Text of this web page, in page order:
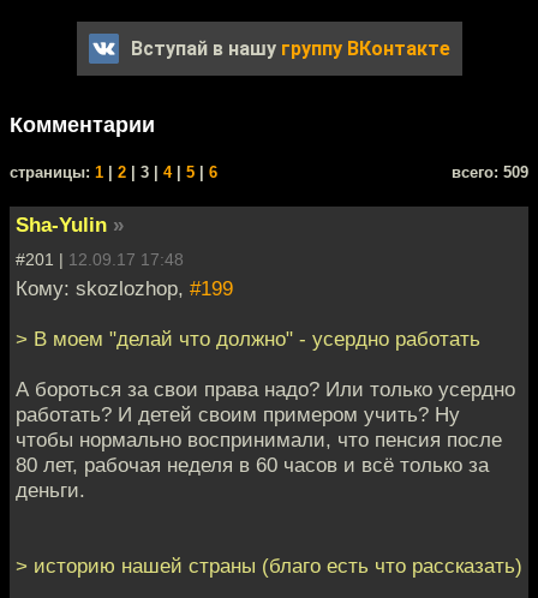
Вступай в нашу группу ВКонтакте
Комментарии
cтраницы: 1 2 | 3 | 4| 5 6 всего: 509
Sha-Yulin »
#201 | 12.09.17 17:48
Кому: skozlozhop, #199
> В моем "делай что должно" - усердно работать
А бороться за свои права надо? Или только усердно
работать? И детей своим примером учить? Ну
чтобы нормально воспринимали, что пенсия после
80 лет, рабочая неделя в 60 часов и всё только за
деньги.
> историю нашей страны (благо есть что рассказать)